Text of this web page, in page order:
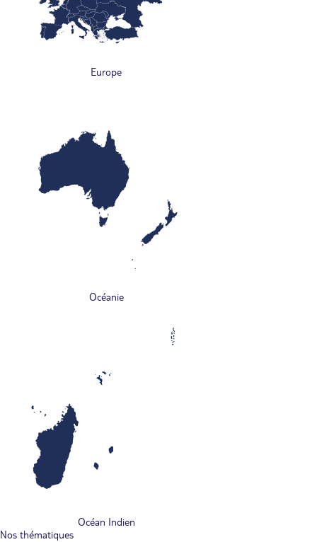
Europe
Océanie
Océan Indien
Nos thématiques